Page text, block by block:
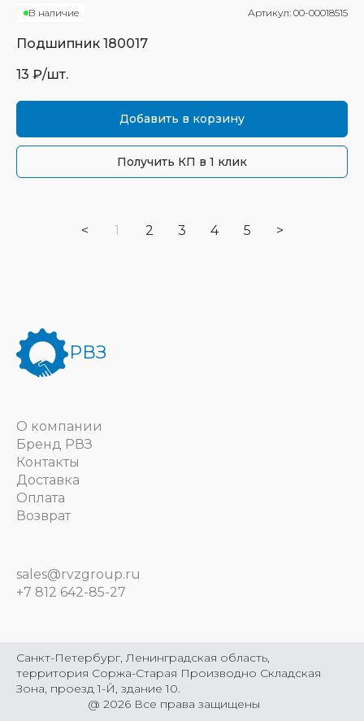
В наличие Артикул: 00-00018515
Подшипник 180017
13 ₽/шт.
Добавить в корзину
Получить КП в 1 клик
< 1 2 3 4 5 >
РВЗ
О компании
Бренд РВЗ
Контакты
Доставка
Оплата
Возврат
sales@rvzgroup.ru
+7 812 642-85-27
@ 2026 Все права защищены
Санкт-Петербург, Ленинградская область,
территория Соржа-Старая Производно Складская
Зона, проезд 1-Й, здание 10.